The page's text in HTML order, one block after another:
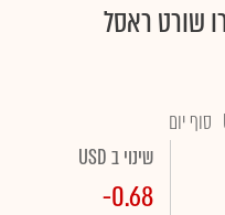
שורט ראסל
סוף יום
שינוי ב USD
-0.68